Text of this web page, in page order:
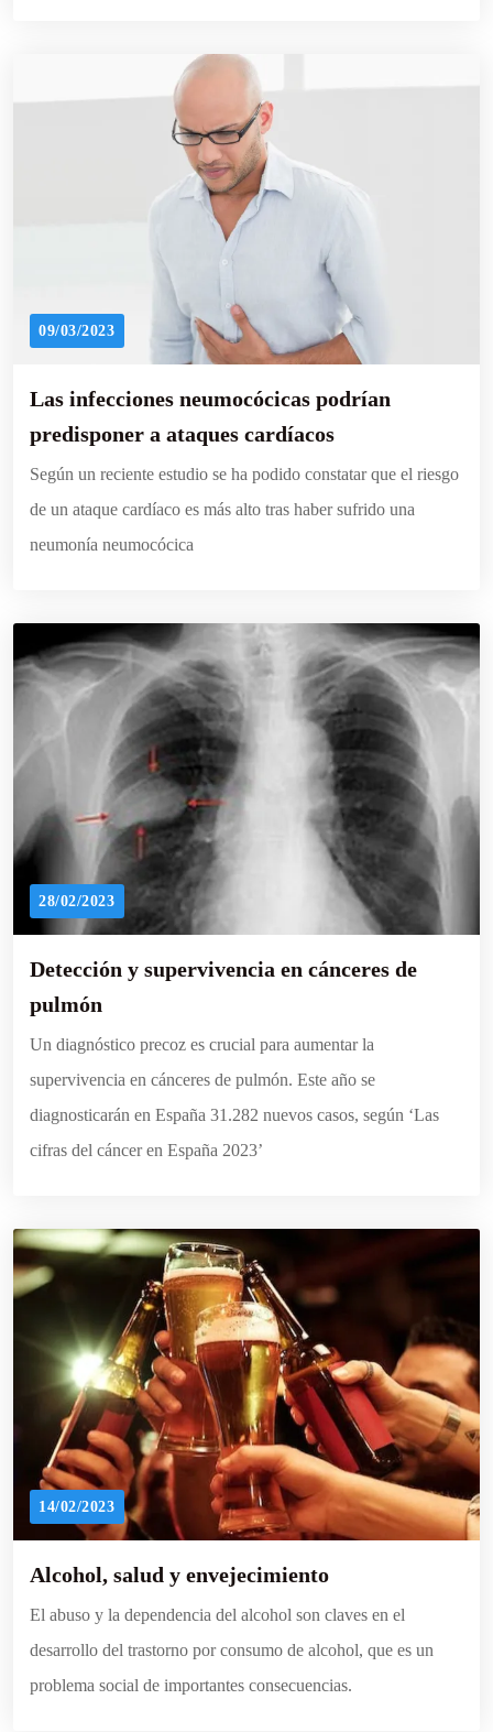
09/03/2023
Las infecciones neumocócicas podrían
predisponer a ataques cardíacos
Según un reciente estudio se ha podido constatar que el riesgo
de un ataque cardíaco es más alto tras haber sufrido una
neumonía neumocócica
28/02/2023
Detección y supervivencia en cánceres de
pulmón
Un diagnóstico precoz es crucial para aumentar la
supervivencia en cánceres de pulmón. Este año se
diagnosticarán en España 31.282 nuevos casos, según ‘Las
cifras del cáncer en España 2023’
14/02/2023
Alcohol, salud y envejecimiento
El abuso y la dependencia del alcohol son claves en el
desarrollo del trastorno por consumo de alcohol, que es un
problema social de importantes consecuencias.